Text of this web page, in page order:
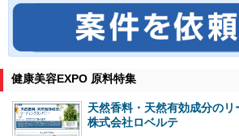
健康美容EXPO 原料特集
天然香料・天然有効成分の
株式会社ロベルテ